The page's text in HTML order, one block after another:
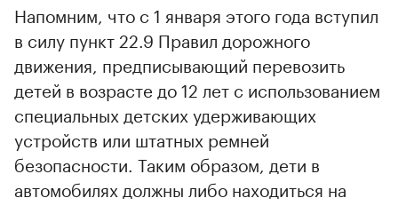
Напомним, что с 1 января этого года вступил
в силу пункт 22.9 Правил дорожного
движения, предписывающий перевозить
детей в возрасте до 12 лет с использованием
специальных детских удерживающих
устройств или штатных ремней
безопасности. Таким образом, дети в
автомобилях должны либо находиться на